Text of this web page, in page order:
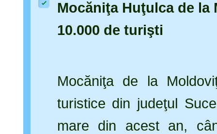
Mocăniţa Huţulca de la
10.000 de turişti
Mocăniţa de la
turistice din judeţul
mare din acest an,